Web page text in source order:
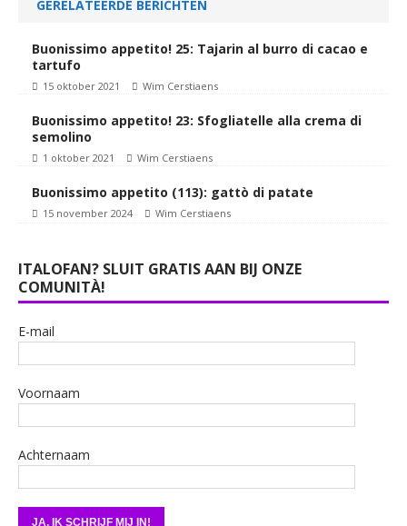
GERELATEERDE BERICHTEN
Buonissimo appetito! 25: Tajarin al burro di cacao e
tartufo
15 oktober 2021 Wim Cerstiaens
Buonissimo appetito! 23: Sfogliatelle alla crema di
semolino
1 oktober 2021 Wim Cerstiaens
Buonissimo appetito (113): gattò di patate
15 november 2024 Wim Cerstiaens
ITALOFAN? SLUIT GRATIS AAN BIJ ONZE
COMUNITÀ!
E-mail
Voornaam
Achternaam